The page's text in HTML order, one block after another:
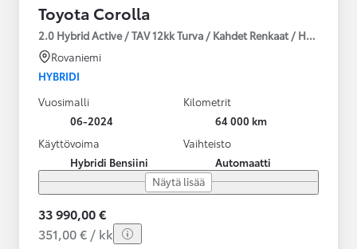
Toyota Corolla
2.0 Hybrid Active / TAV 12kk Turva / Kahdet Renkaat /
Rovaniemi
HYBRIDI
Vuosimalli
06-2024
Kilometrit
64 000 km
Käyttövoima
Hybridi Bensiini
Vaihteisto
Automaatti
Näytä lisää
33 990,00 €
351,00 € / kk